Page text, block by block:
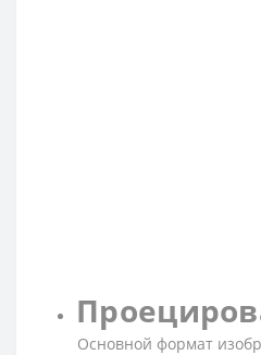
Основной формат